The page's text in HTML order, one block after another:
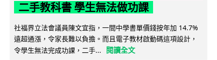
二手教科書 學生無法做功課
社福界立法會議員陳文宜指，一間中學書單價錢按年加 14.7%
遠超通漲，令家長難以負擔。而且電子教材啟動碼這項設計，
令學生無法完成功課，二手...
閱讀全文